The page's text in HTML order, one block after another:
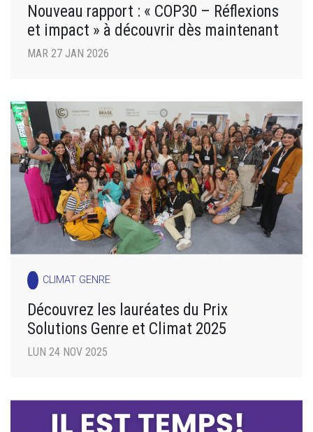
Nouveau rapport : « COP30 – Réflexions
et impact » à découvrir dès maintenant
MAR 27 JAN 2026
CLIMAT GENRE
Découvrez les lauréates du Prix
Solutions Genre et Climat 2025
LUN 24 NOV 2025